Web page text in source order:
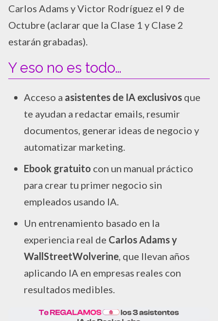
Carlos Adams y Victor Rodríguez el 9 de
Octubre (aclarar que la Clase 1 y Clase 2
estarán grabadas).
Y eso no es todo…
Acceso a asistentes de IA exclusivos que
te ayudan a redactar emails, resumir
documentos, generar ideas de negocio y
automatizar marketing.
Ebook gratuito con un manual práctico
para crear tu primer negocio sin
empleados usando IA.
Un entrenamiento basado en la
experiencia real de Carlos Adams y
WallStreetWolverine , que llevan años
aplicando IA en empresas reales con
resultados medibles.